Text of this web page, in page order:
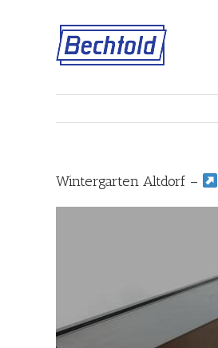
Wintergarten Altdorf –